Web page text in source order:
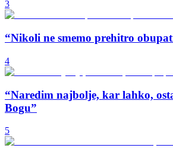
3
“Nikoli ne smemo prehitro
4
“Naredim najbolje, kar lahko,
Bogu”
5